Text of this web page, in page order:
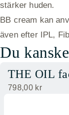
stärker huden.
BB cream kan
även efter IPL,
Du
THE OIL
798,00 kr